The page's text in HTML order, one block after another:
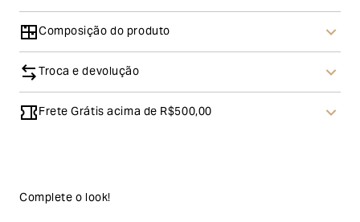
Composição do produto
Troca e devolução
Troca
escolher a modalidade troca, no final do processo de
Frete Grátis acima de R$500,00
Complete o look!